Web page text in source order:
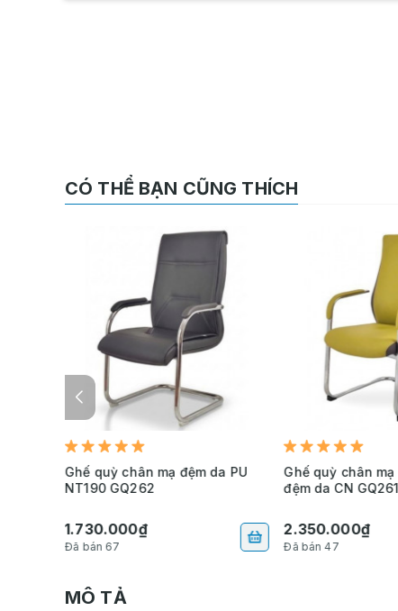
CÓ THỂ BẠN CŨNG THÍCH
Ghế quỳ chân mạ đệm da PU
NT190 GQ262
1.730.000₫
Đã bán 67
Ghế quỳ chân
đệm da CN GQ261
2.350.000₫
Đã bán 47
MÔ TẢ